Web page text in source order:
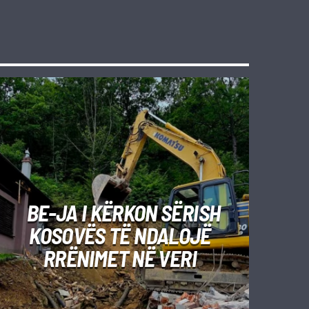
BE-JA I KËRKON SËRISH
KOSOVËS TË NDALOJË
RRËNIMET NË VERI